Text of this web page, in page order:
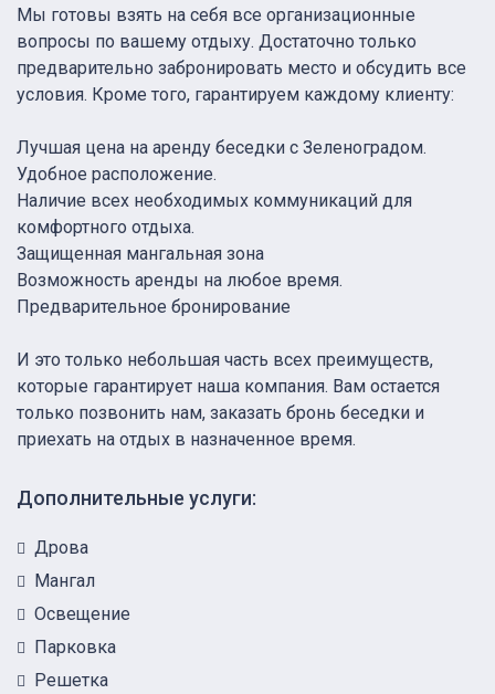
Мы готовы взять на себя все организационные
вопросы по вашему отдыху. Достаточно только
предварительно забронировать место и обсудить все
условия. Кроме того, гарантируем каждому клиенту:
Лучшая цена на аренду беседки с Зеленоградом.
Удобное расположение.
Наличие всех необходимых коммуникаций для
комфортного отдыха.
Защищенная мангальная зона
Возможность аренды на любое время.
Предварительное бронирование
И это только небольшая часть всех преимуществ,
которые гарантирует наша компания. Вам остается
только позвонить нам, заказать бронь беседки и
приехать на отдых в назначенное время.
Дополнительные услуги:
Дрова
Мангал
Освещение
Парковка
Решетка